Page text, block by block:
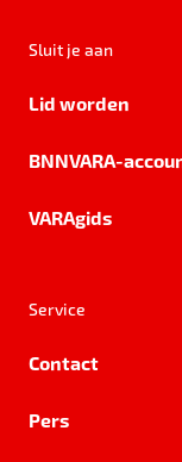
Sluit je aan
Lid worden
BNNVARA-
VARAgids
Service
Contact
Pers